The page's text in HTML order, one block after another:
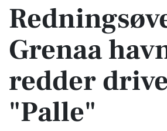
Grenaa
redder
"Palle"